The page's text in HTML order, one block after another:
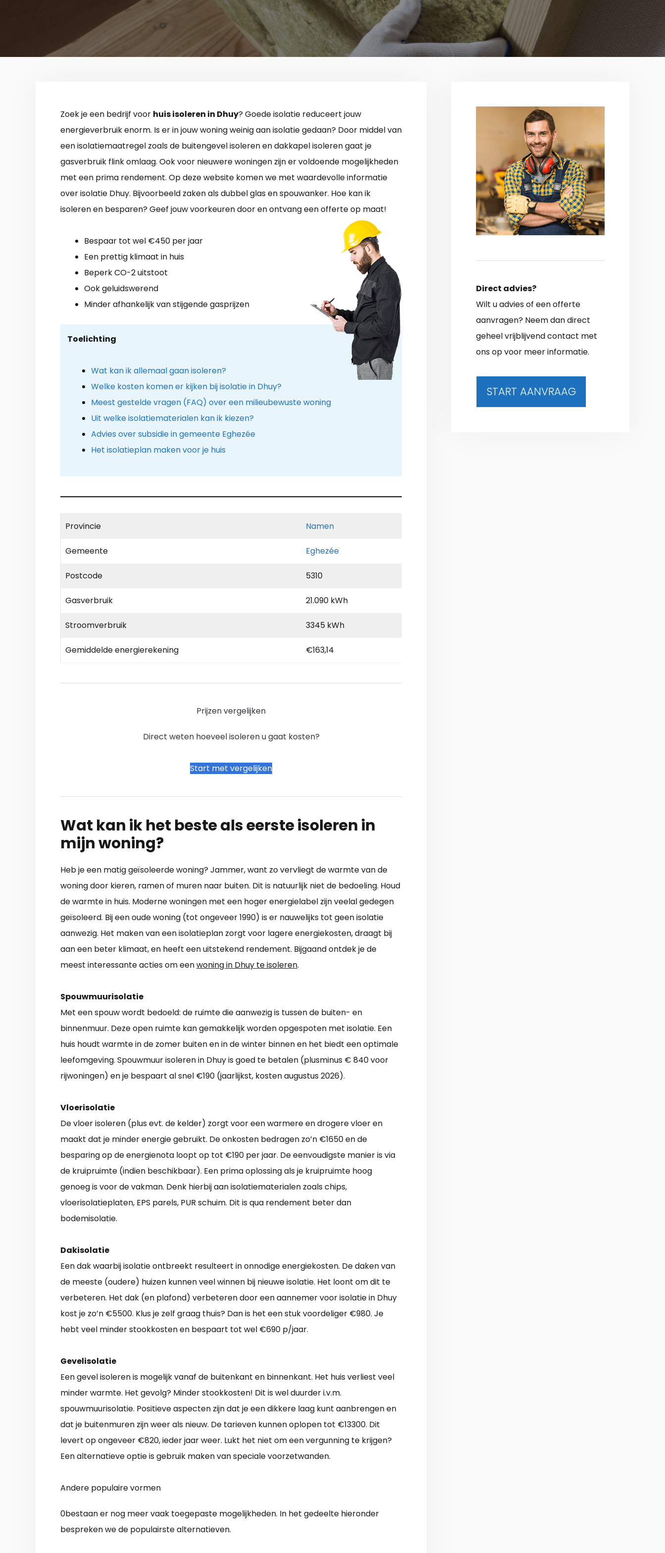
Zoek je een bedrijf voor huis isoleren in Dhuy? Goede isolatie reduceert jouw
energieverbruik enorm. Is er in jouw woning weinig aan isolatie gedaan? Door middel van
een isolatiemaatregel zoals de buitengevel isoleren en dakkapel isoleren gaat je
gasverbruik flink omlaag. Ook voor nieuwere woningen zijn er voldoende mogelijkheden
met een prima rendement. Op deze website komen we met waardevolle informatie
over isolatie Dhuy. Bijvoorbeeld zaken als dubbel glas en spouwanker. Hoe kan ik
isoleren en besparen? Geef jouw voorkeuren door en ontvang een offerte op maat!
Bespaar tot wel €450 per jaar
Een prettig klimaat in huis
Beperk CO-2 uitstoot
Ook geluidswerend
Minder afhankelijk van stijgende gasprijzen
Toelichting
Wat kan ik allemaal gaan isoleren?
Welke kosten komen er kijken bij isolatie in Dhuy?
Meest gestelde vragen (FAQ) over een milieubewuste woning
Uit welke isolatiematerialen kan ik kiezen?
Advies over subsidie in gemeente Eghezée
Het isolatieplan maken voor je huis
Provincie Namen
Gemeente Eghezée
Postcode 5310
Gasverbruik 21.090 kWh
Stroomverbruik 3345 kWh
Gemiddelde energierekening €163,14
Prijzen vergelijken
Direct weten hoeveel isoleren u gaat kosten?
Start met vergelijken
Wat kan ik het beste als eerste isoleren in
mijn woning?
Heb je een matig geïsoleerde woning? Jammer, want zo vervliegt de warmte van de
woning door kieren, ramen of muren naar buiten. Dit is natuurlijk niet de bedoeling. Houd
de warmte in huis. Moderne woningen met een hoger energielabel zijn veelal gedegen
geïsoleerd. Bij een oude woning (tot ongeveer 1990) is er nauwelijks tot geen isolatie
aanwezig. Het maken van een isolatieplan zorgt voor lagere energiekosten, draagt bij
aan een beter klimaat, en heeft een uitstekend rendement. Bijgaand ontdek je de
meest interessante acties om eenwoning in Dhuy te isoleren.
Spouwmuurisolatie
Met een spouw wordt bedoeld: de ruimte die aanwezig is tussen de buiten- en
binnenmuur. Deze open ruimte kan gemakkelijk worden opgespoten met isolatie. Een
huis houdt warmte in de zomer buiten en in de winter binnen en het biedt een optimale
leefomgeving. Spouwmuur isoleren in Dhuy is goed te betalen (plusminus € 840 voor
rijwoningen) en je bespaart al snel €190 (jaarlijkst, kosten augustus 2026).
Vloerisolatie
De vloer isoleren (plus evt. de kelder) zorgt voor een warmere en drogere vloer en
maakt dat je minder energie gebruikt. De onkosten bedragen zo’n €1650 en de
besparing op de energienota loopt op tot €190 per jaar. De eenvoudigste manier is via
de kruipruimte (indien beschikbaar). Een prima oplossing als je kruipruimte hoog
genoeg is voor de vakman. Denk hierbij aan isolatiematerialen zoals chips,
vloerisolatieplaten, EPS parels, PUR schuim. Dit is qua rendement beter dan
bodemisolatie.
Dakisolatie
Een dak waarbij isolatie ontbreekt resulteert in onnodige energiekosten. De daken van
de meeste (oudere) huizen kunnen veel winnen bij nieuwe isolatie. Het loont om dit te
verbeteren. Het dak (en plafond) verbeteren door een aannemer voor isolatie in Dhuy
kost je zo’n €5500. Klus je zelf graag thuis? Dan is het een stuk voordeliger €980. Je
hebt veel minder stookkosten en bespaart tot wel €690 p/jaar.
Gevelisolatie
Een gevel isoleren is mogelijk vanaf de buitenkant en binnenkant. Het huis verliest veel
minder warmte. Het gevolg? Minder stookkosten! Dit is wel duurder i.v.m.
spouwmuurisolatie. Positieve aspecten zijn dat je een dikkere laag kunt aanbrengen en
dat je buitenmuren zijn weer als nieuw. De tarieven kunnen oplopen tot €13300. Dit
levert op ongeveer €820, ieder jaar weer. Lukt het niet om een vergunning te krijgen?
Een alternatieve optie is gebruik maken van speciale voorzetwanden.
Andere populaire vormen
0bestaan er nog meer vaak toegepaste mogelijkheden. In het gedeelte hieronder
bespreken we de populairste alternatieven.
Direct advies?
Wilt u advies of een offerte
aanvragen? Neem dan direct
geheel vrijblijvend contact met
ons op voor meer informatie.
START AANVRAAG